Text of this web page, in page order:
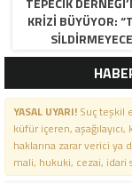
KRİZİ BÜYÜYOR:
YASAL UYARI!Suç teşkil
küfür içeren,
haklarına zarar verici
mali, hukuki, cezai,